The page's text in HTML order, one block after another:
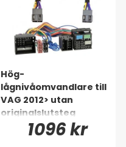
Hög-
lågnivåomvandlare till
VAG 2012> utan
originalslutsteg
1096 kr